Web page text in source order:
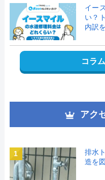
イー
い？
内訳
コラ
アク
1
排水
造を